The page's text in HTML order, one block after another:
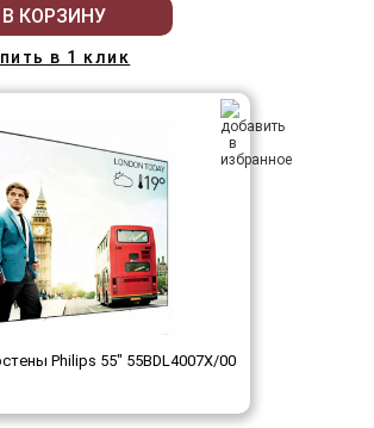
В КОРЗИНУ
в 1 клик
Philips 55" 55BDL4007X/00